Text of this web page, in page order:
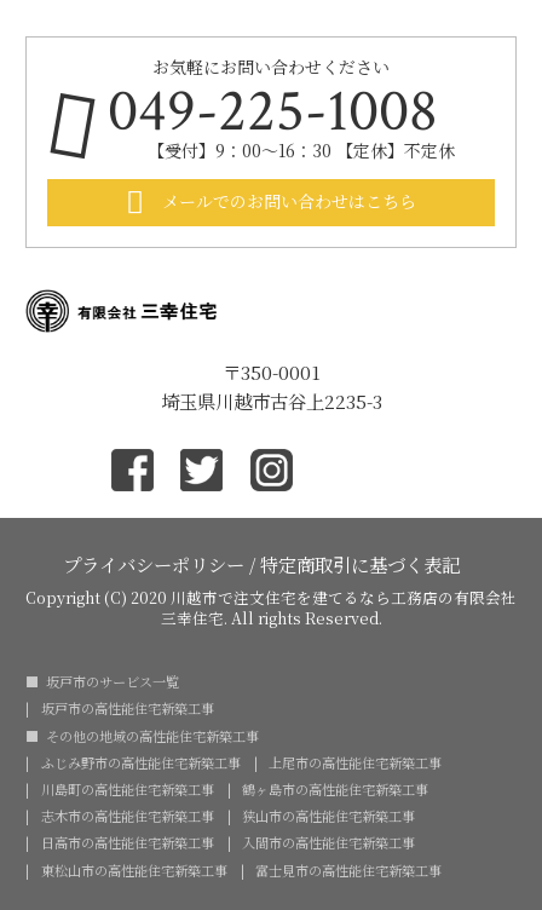
お気軽にお問い合わせください
049-225-1008
【受付】9：00～16：30 【定休】不定休
メールでのお問い合わせはこちら
〒350-0001
埼玉県川越市古谷上2235-3
プライバシーポリシー /特定商取引に基づく表記
Copyright (C) 2020 川越市で注文住宅を建てるなら工務店の有限会社
三幸住宅. All rights Reserved.
坂戸市のサービス一覧
坂戸市の高性能住宅新築工事
その他の地域の高性能住宅新築工事
ふじみ野市の高性能住宅新築工事
上尾市の高性能住宅新築工事
川島町の高性能住宅新築工事
鶴ヶ島市の高性能住宅新築工事
志木市の高性能住宅新築工事
狭山市の高性能住宅新築工事
日高市の高性能住宅新築工事
入間市の高性能住宅新築工事
東松山市の高性能住宅新築工事
富士見市の高性能住宅新築工事